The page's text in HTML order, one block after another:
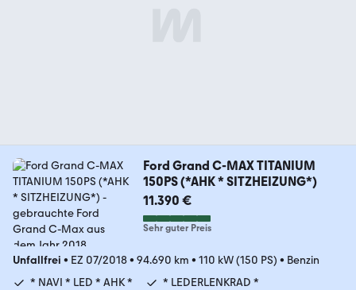
Ford Grand C-MAX TITANIUM
150PS (*AHK * SITZHEIZUNG*)
11.390 €
Sehr guter Preis
Unfallfrei • EZ 07/2018• 94.690 km • 110 kW (150 PS) • Benzin
* NAVI * LED * AHK *
* LEDERLENKRAD *